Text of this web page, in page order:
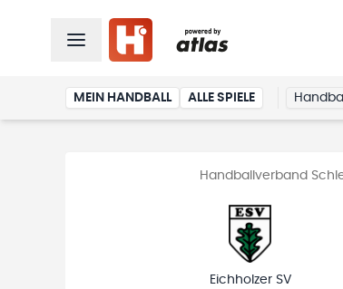
MEIN HANDBALL ALLE SPIELE
Handballverband
Eichholzer SV